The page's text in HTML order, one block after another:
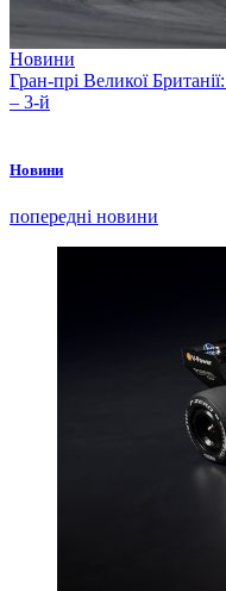
Новини
Гран-прі Великої
– 3-й
Новини
попередні новини